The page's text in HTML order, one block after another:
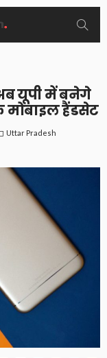
यूपी में बनेगे
मोबाइल हैंडसेट
Uttar Pradesh